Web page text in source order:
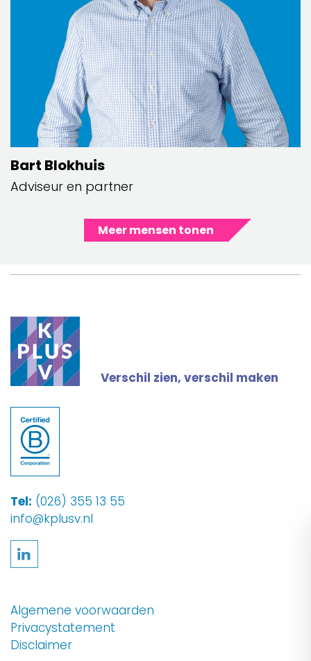
Bart Blokhuis
Adviseur en partner
Meer mensen tonen
Verschil zien, verschil maken
Tel: (026) 355 13 55
info@kplusv.nl
Algemene voorwaarden
Privacystatement
Disclaimer